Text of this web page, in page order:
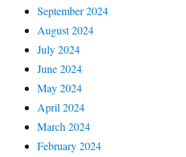
September 2024
August 2024
July 2024
June 2024
May 2024
April 2024
March 2024
February 2024